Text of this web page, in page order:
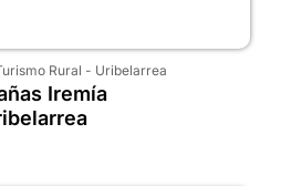
Rural - Uribelarrea
Iremía